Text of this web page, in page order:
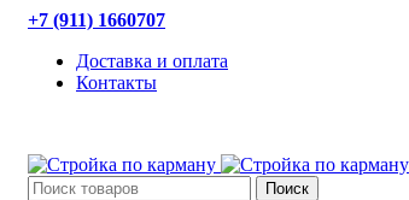
+7 (911) 1660707
Доставка и оплата
Контакты
Поиск